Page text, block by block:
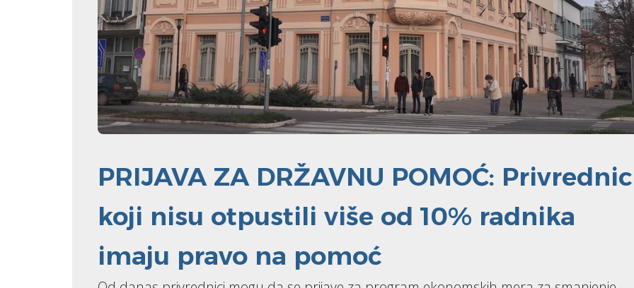
PRIJAVA ZA DRŽAVNU POMOĆ:
koji nisu otpustili više od 10% radnika
imaju pravo na pomoć